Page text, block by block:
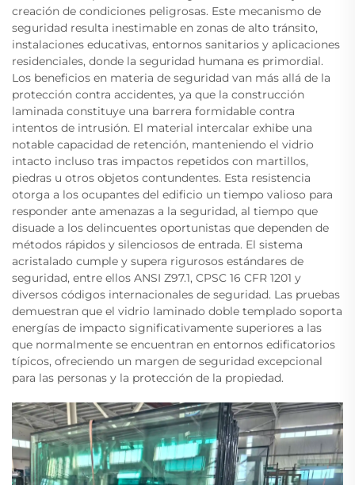
creación de condiciones peligrosas. Este mecanismo de
seguridad resulta inestimable en zonas de alto tránsito,
instalaciones educativas, entornos sanitarios y aplicaciones
residenciales, donde la seguridad humana es primordial.
Los beneficios en materia de seguridad van más allá de la
protección contra accidentes, ya que la construcción
laminada constituye una barrera formidable contra
intentos de intrusión. El material intercalar exhibe una
notable capacidad de retención, manteniendo el vidrio
intacto incluso tras impactos repetidos con martillos,
piedras u otros objetos contundentes. Esta resistencia
otorga a los ocupantes del edificio un tiempo valioso para
responder ante amenazas a la seguridad, al tiempo que
disuade a los delincuentes oportunistas que dependen de
métodos rápidos y silenciosos de entrada. El sistema
acristalado cumple y supera rigurosos estándares de
seguridad, entre ellos ANSI Z97.1, CPSC 16 CFR 1201 y
diversos códigos internacionales de seguridad. Las pruebas
demuestran que el vidrio laminado doble templado soporta
energías de impacto significativamente superiores a las
que normalmente se encuentran en entornos edificatorios
típicos, ofreciendo un margen de seguridad excepcional
para las personas y la protección de la propiedad.